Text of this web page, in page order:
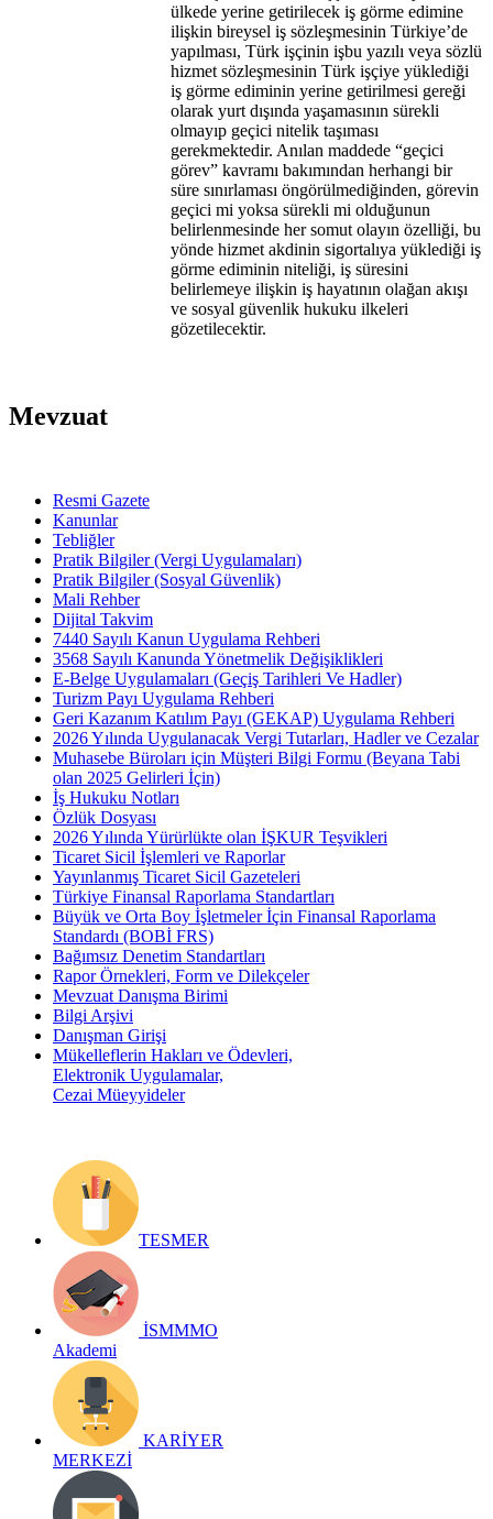
ülkede yerine getirilecek iş görme edimine
ilişkin bireysel iş sözleşmesinin Türkiye’de
yapılması, Türk işçinin işbu yazılı veya sözlü
hizmet sözleşmesinin Türk işçiye yüklediği
iş görme ediminin yerine getirilmesi gereği
olarak yurt dışında yaşamasının sürekli
olmayıp geçici nitelik taşıması
gerekmektedir. Anılan maddede “geçici
görev” kavramı bakımından herhangi bir
süre sınırlaması öngörülmediğinden, görevin
geçici mi yoksa sürekli mi olduğunun
belirlenmesinde her somut olayın özelliği, bu
yönde hizmet akdinin sigortalıya yüklediği iş
görme ediminin niteliği, iş süresini
belirlemeye ilişkin iş hayatının olağan akışı
ve sosyal güvenlik hukuku ilkeleri
gözetilecektir.
Mevzuat
Resmi Gazete
Kanunlar
Tebliğler
Pratik Bilgiler (Vergi Uygulamaları)
Pratik Bilgiler (Sosyal Güvenlik)
Mali Rehber
Dijital Takvim
7440 Sayılı Kanun Uygulama Rehberi
3568 Sayılı Kanunda Yönetmelik Değişiklikleri
E-Belge Uygulamaları (Geçiş Tarihleri Ve Hadler)
Turizm Payı Uygulama Rehberi
Geri Kazanım Katılım Payı (GEKAP) Uygulama Rehberi
2026 Yılında Uygulanacak Vergi Tutarları, Hadler ve Cezalar
Muhasebe Büroları için Müşteri Bilgi Formu (Beyana Tabi
olan 2025 Gelirleri İçin)
İş Hukuku Notları
Özlük Dosyası
2026 Yılında Yürürlükte olan İŞKUR Teşvikleri
Ticaret Sicil İşlemleri ve Raporlar
Yayınlanmış Ticaret Sicil Gazeteleri
Türkiye Finansal Raporlama Standartları
Büyük ve Orta Boy İşletmeler İçin Finansal Raporlama
Standardı (BOBİ FRS)
Bağımsız Denetim Standartları
Rapor Örnekleri, Form ve Dilekçeler
Mevzuat Danışma Birimi
Bilgi Arşivi
Danışman Girişi
Mükelleflerin Hakları ve Ödevleri,
Elektronik Uygulamalar,
Cezai Müeyyideler
TESMER
İSMMMO
Akademi
KARİYER
MERKEZİ